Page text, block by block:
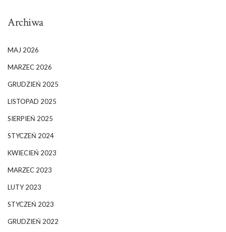
Archiwa
MAJ 2026
MARZEC 2026
GRUDZIEŃ 2025
LISTOPAD 2025
SIERPIEŃ 2025
STYCZEŃ 2024
KWIECIEŃ 2023
MARZEC 2023
LUTY 2023
STYCZEŃ 2023
GRUDZIEŃ 2022